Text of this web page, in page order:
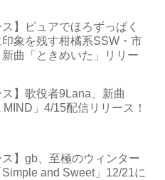
ス】ピュアでほろずっぱく
象を残す柑橘系SSW・市
新曲「ときめいた」リリー
ス】歌役者9Lana、新曲
MIND」4/15配信リリース！
ス】gb、至極のウィンター
Simple and Sweet」12/21に